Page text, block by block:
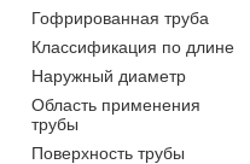
Гофрированная труба
Классификация по длине
Наружный диаметр
Область применения
трубы
Поверхность трубы